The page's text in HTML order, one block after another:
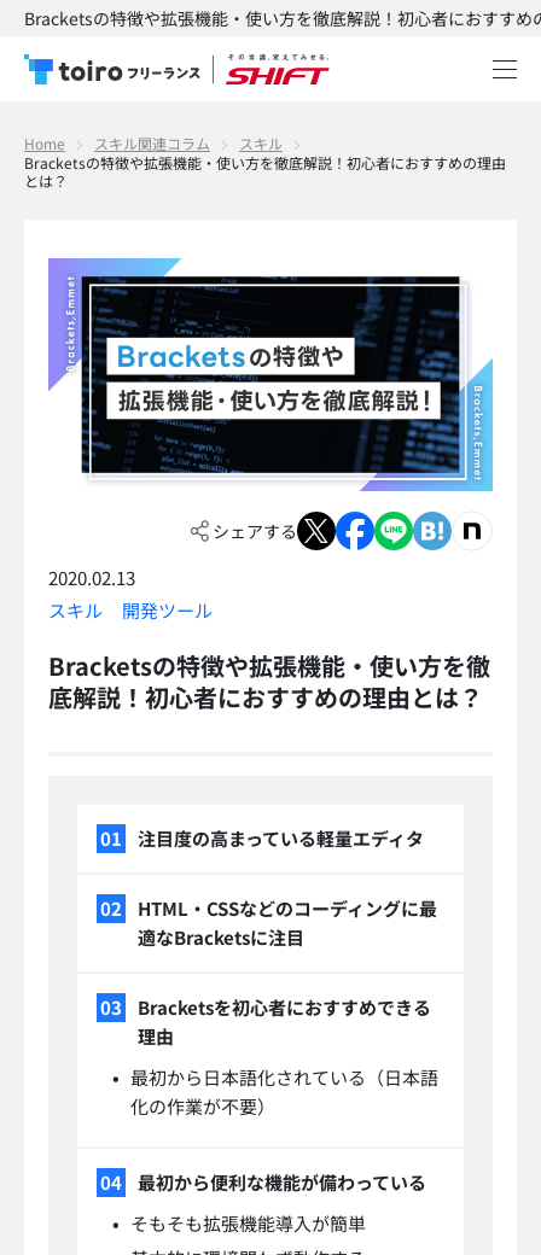
Bracketsの特徴や拡張機能・使い方を徹底解説！初心者におすす
Home スキル関連コラム
スキル
Bracketsの特徴や拡張機能・使い方を徹底解説！初心者におすすめの理由
とは？
シェアする
2020.02.13
スキル
開発ツール
Bracketsの特徴や拡張機能・使い方を徹
底解説！初心者におすすめの理由とは？
注目度の高まっている軽量エディタ
HTML・CSSなどのコーディングに最
適なBracketsに注目
Bracketsを初心者におすすめできる
理由
最初から日本語化されている（日本語
化の作業が不要）
最初から便利な機能が備わっている
そもそも拡張機能導入が簡単